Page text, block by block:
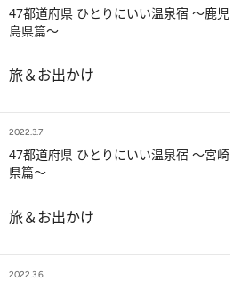
47都道府県 ひとりにいい温泉宿 ～鹿児
島県篇～
旅＆お出かけ
2022.3.7
47都道府県 ひとりにいい温泉宿 ～宮崎
県篇～
旅＆お出かけ
2022.3.6